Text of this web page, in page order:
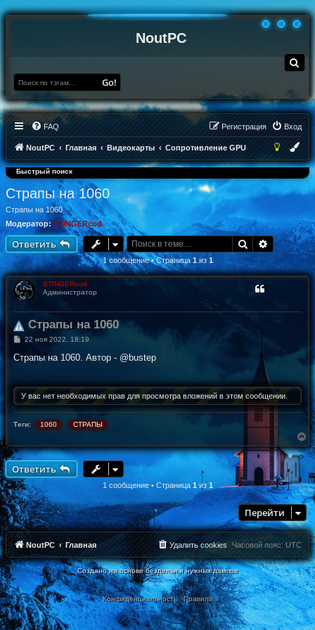
NoutPC
о
Go!
FAQ Вход
Регистрация
NoutPC Главная Видеокарты Сопротивление GPU
Быстрый поиск
Страпы на 1060
Страпы на 1060
Модератор: STINGERcod
Ответить Поиск
1 сообщение • Страница 1из 1
STINGERcod
Администратор
Страпы на 1060
С
о
б
н
и
е
22 ноя 2022, 18:19
Страпы на 1060. Автор - @bustep
У вас нет необходимых прав для просмотра вложений в этом сообщении.
Теги: 1060 СТРАПЫ
В
е
р
у
т
ь
с
я
к
н
а
ч
а
л
у
Ответить
1 сообщение • Страница 1из 1
Перейти
NoutPC Главная Часовой пояс: UTC
Удалить cookies
Создано на основе безделья и нужных дампов
Конфиденциальность|Правила